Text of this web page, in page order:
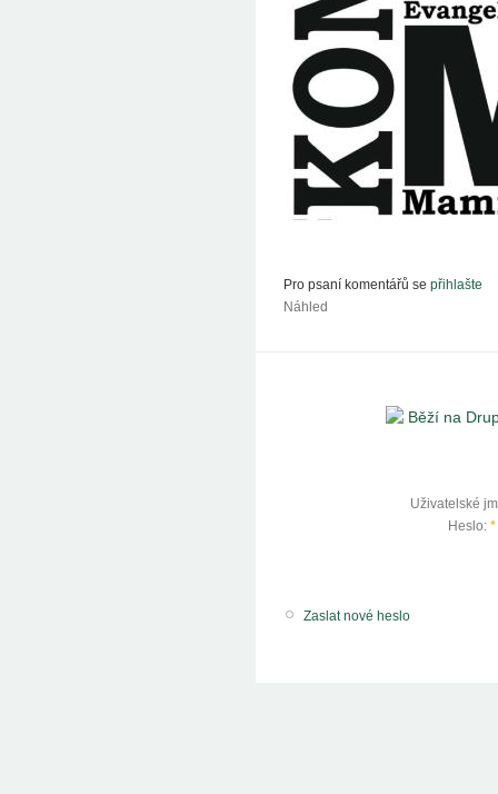
Pro psaní komentářů se přihlašte
Náhled
Uživatelské
Heslo: *
Zaslat nové heslo